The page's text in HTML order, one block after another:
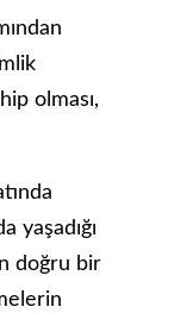
olması,
doğru bir